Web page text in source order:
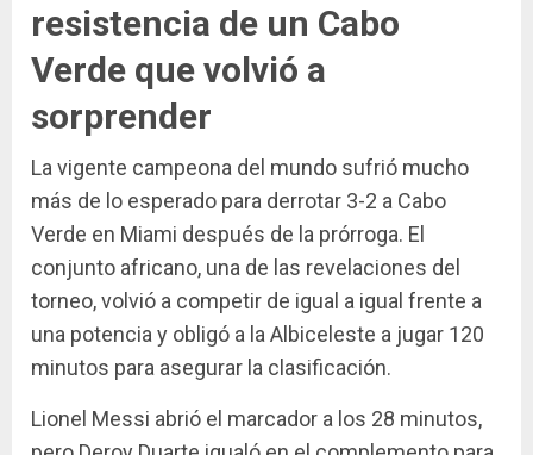
resistencia de un Cabo
Verde que volvió a
sorprender
La vigente campeona del mundo sufrió mucho
más de lo esperado para derrotar 3-2 a Cabo
Verde en Miami después de la prórroga. El
conjunto africano, una de las revelaciones del
torneo, volvió a competir de igual a igual frente a
una potencia y obligó a la Albiceleste a jugar 120
minutos para asegurar la clasificación.
Lionel Messi abrió el marcador a los 28 minutos,